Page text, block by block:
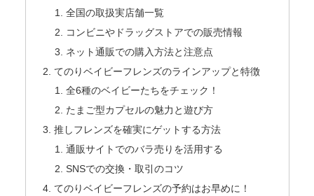
全国の取扱実店舗一覧
コンビニやドラッグストアでの販売情報
ネット通販での購入方法と注意点
てのりベイビーフレンズのラインアップと特徴
全6種のベイビーたちをチェック！
たまご型カプセルの魅力と遊び方
推しフレンズを確実にゲットする方法
通販サイトでのバラ売りを活用する
SNSでの交換・取引のコツ
てのりベイビーフレンズの予約はお早めに！